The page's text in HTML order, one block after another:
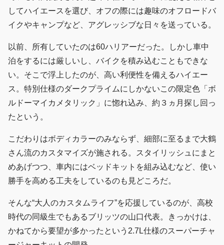
してハイエースを選び、オフの際には趣味のオフロードバ
イクやキャンプなど、アグレッシブな日々を送っている。
以前、所有していたのは60ハリアーだった。しかし車中
泊をするには厳しいし、バイクを積み込むこともできな
い。そこで浮上したのが、高い利便性を備えるハイエー
ス。特別仕様のダークプライムにしかないこの限定色「ボ
ルドーマイカメタリック」に惚れ込み、約３ヵ月探し回っ
たという。
こだわりはボディカラーのみならず、細部に至るまで大鶴
さん流のカスタマイズが施される。スタイリッシュにまと
めあげつつ、車内にはベッドキットを組み込むなど、使い
勝手を高める工夫をしているのも見どころだ。
そんな“大人のカスタムライフ”を応援しているのが、高校
時代の同級生でもあるブリッツの山口代表。きっかけは、
かねてから要望が多かったという2.7L仕様のスーパーチャ